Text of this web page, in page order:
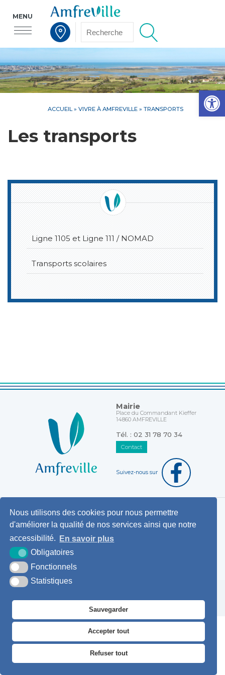
Nous utilisons des cookies pour nous permettre
d'améliorer la qualité de nos services ainsi que notre
accessibilité.
En savoir plus
Obligatoires
Fonctionnels
Statistiques
Sauvegarder
Accepter tout
Refuser tout
Voir la carte interactive
MENU
ACCUEIL » VIVRE À AMFREVILLE » TRANSPORTS
Les transports
Ligne 1105 et Ligne 111 / NOMAD
Transports scolaires
Mairie
Place du Commandant Kieffer
14860 AMFREVILLE
Tél. : 02 31 78 70 34
Contact
Suivez-nous sur
Horaires d'ouverture au public
Pemanences des élus
Démarches administratives
Agence postale communale
site
légales